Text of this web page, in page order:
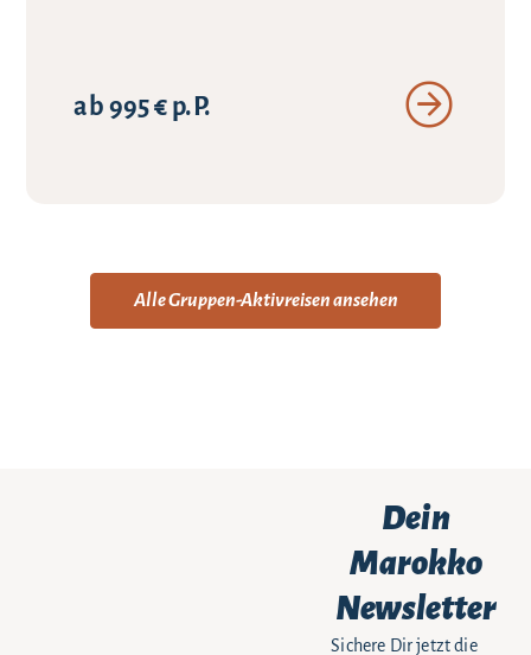
ab 995 € p.P.
Alle Gruppen-Aktivreisen ansehen
Dein
Marokko
Newsletter
Sichere Dir jetzt die